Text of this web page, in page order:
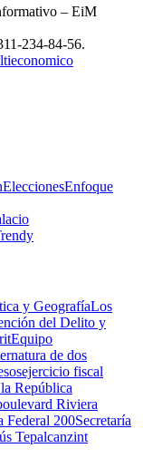
– EiM
234-84-56.
EleccionesEnfoque
y GeografíaLos
del Delito y
Equipo
de dos
ejercicio fiscal
República
Riviera
Federal 200Secretaría
Tepalcanzint